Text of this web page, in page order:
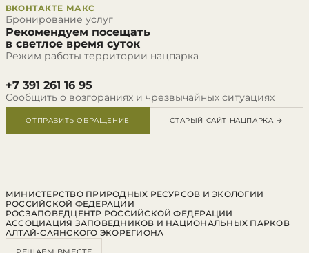
ВКОНТАКТЕ МАКС
Бронирование услуг
Рекомендуем посещать
в светлое время суток
Режим работы территории нацпарка
+7 391 261 16 95
Сообщить о возгораниях и чрезвычайных ситуациях
ОТПРАВИТЬ ОБРАЩЕНИЕ СТАРЫЙ САЙТ НАЦПАРКА →
МИНИСТЕРСТВО ПРИРОДНЫХ РЕСУРСОВ И ЭКОЛОГИИ
РОССИЙСКОЙ ФЕДЕРАЦИИ
РОСЗАПОВЕДЦЕНТР РОССИЙСКОЙ ФЕДЕРАЦИИ
АССОЦИАЦИЯ ЗАПОВЕДНИКОВ И НАЦИОНАЛЬНЫХ ПАРКОВ
АЛТАЙ-САЯНСКОГО ЭКОРЕГИОНА